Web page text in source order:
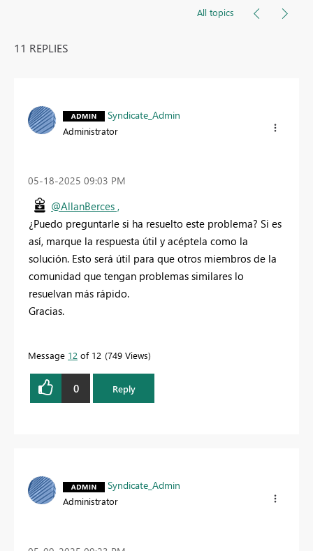
All topics
11 REPLIES
Syndicate_Admin
Administrator
‎05-18-2025 09:03 PM
@AllanBerces ,
¿Puedo preguntarle si ha resuelto este problema? Si es
así, marque la respuesta útil y acéptela como la
solución. Esto será útil para que otros miembros de la
comunidad que tengan problemas similares lo
resuelvan más rápido.
Gracias.
Message 12 of 12 749 Views
0 Reply
Syndicate_Admin
Administrator